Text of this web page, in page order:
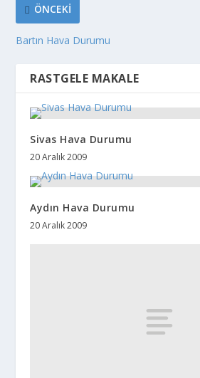
ÖNCEKI
Bartın Hava Durumu
RASTGELE MAKALE
Sivas Hava Durumu
20 Aralık 2009
Aydın Hava Durumu
20 Aralık 2009